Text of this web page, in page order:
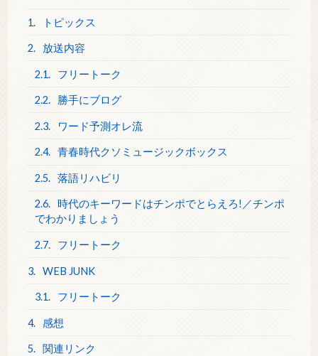
1. トピックス
2. 放送内容
2.1. フリートーク
2.2. 勝手にブログ
2.3. ワード予測オレ流
2.4. 青春時代クソミュージックボックス
2.5. 落語リハビリ
2.6. 時代のキーワードはチンポでとらえろ!／チンポ
でわかりましょう
2.7. フリートーク
3. WEB JUNK
3.1. フリートーク
4. 感想
5. 関連リンク